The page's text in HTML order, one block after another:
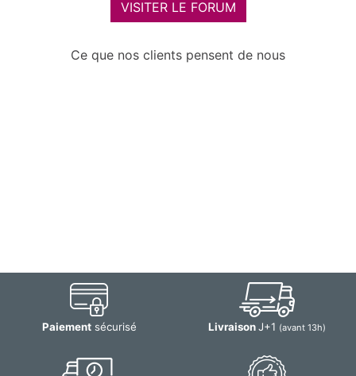
VISITER LE FORUM
Ce que nos clients pensent de nous
Paiementsécurisé LivraisonJ+1 (avant 13h)